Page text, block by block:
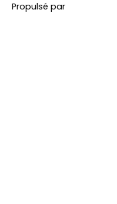
Propulsé par